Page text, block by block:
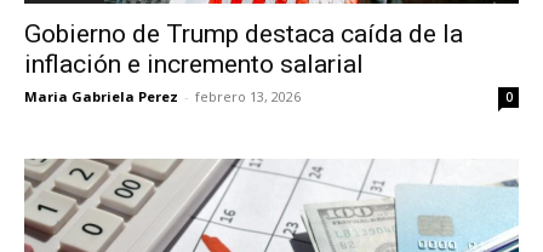
Gobierno de Trump destaca caída de la
inflación e incremento salarial
Maria Gabriela Perez - febrero 13, 2026 0